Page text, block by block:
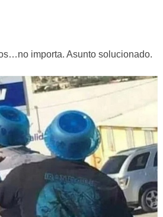
importa. Asunto solucionado.